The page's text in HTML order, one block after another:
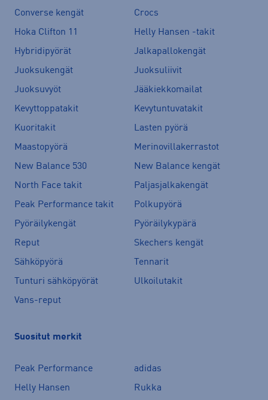
Converse kengät
Crocs
Hoka Clifton 11
Helly Hansen -takit
Hybridipyörät
Jalkapallokengät
Juoksukengät
Juoksuliivit
Juoksuvyöt
Jääkiekkomailat
Kevyttoppatakit
Kevytuntuvatakit
Kuoritakit
Lasten pyörä
Maastopyörä
Merinovillakerrastot
New Balance 530
New Balance kengät
North Face takit
Paljasjalkakengät
Peak Performance takit
Polkupyörä
Pyöräilykengät
Pyöräilykypärä
Reput
Skechers kengät
Sähköpyörä
Tennarit
Tunturi sähköpyörät
Ulkoilutakit
Vans-reput
Suositut merkit
Peak Performance
adidas
Helly Hansen
Rukka